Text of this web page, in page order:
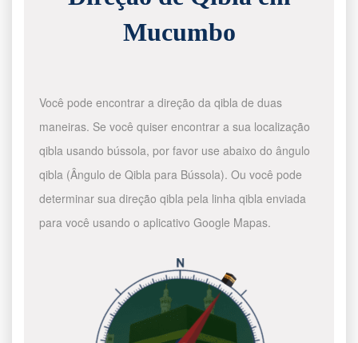
Mucumbo
Você pode encontrar a direção da qibla de duas
maneiras. Se você quiser encontrar a sua localização
qibla usando bússola, por favor use abaixo do ângulo
qibla (Ângulo de Qibla para Bússola). Ou você pode
determinar sua direção qibla pela linha qibla enviada
para você usando o aplicativo Google Mapas.